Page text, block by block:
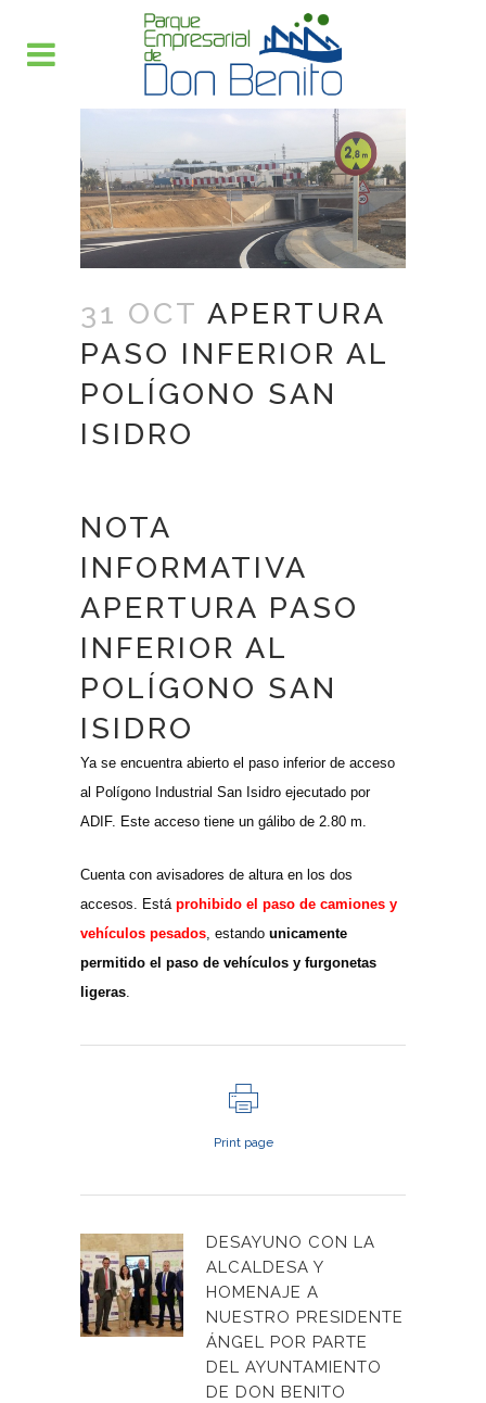
31 OCT APERTURA
PASO INFERIOR AL
POLÍGONO SAN
ISIDRO
NOTA
INFORMATIVA
APERTURA PASO
INFERIOR AL
POLÍGONO SAN
ISIDRO
Ya se encuentra abierto el paso inferior de acceso
al Polígono Industrial San Isidro ejecutado por
ADIF. Este acceso tiene un gálibo de 2.80 m.
Cuenta con avisadores de altura en los dos
accesos. Está prohibido el paso de camiones y
vehículos pesados , estando unicamente
permitido el paso de vehículos y furgonetas
ligeras
Print page
DESAYUNO CON LA
ALCALDESA Y
HOMENAJE A
NUESTRO PRESIDENTE
ÁNGEL POR PARTE
DEL AYUNTAMIENTO
DE DON BENITO